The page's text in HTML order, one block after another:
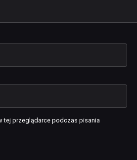
tej przeglądarce podczas pisania